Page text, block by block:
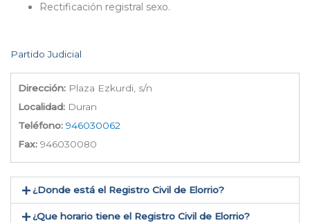
Rectificación registral sexo.
Partido Judicial
Dirección: Plaza Ezkurdi, s/n
Localidad: Duran
Teléfono: 946030062
Fax: 946030080
¿Donde está el Registro Civil de Elorrio​?
¿Que horario tiene el Registro Civil de Elorrio?